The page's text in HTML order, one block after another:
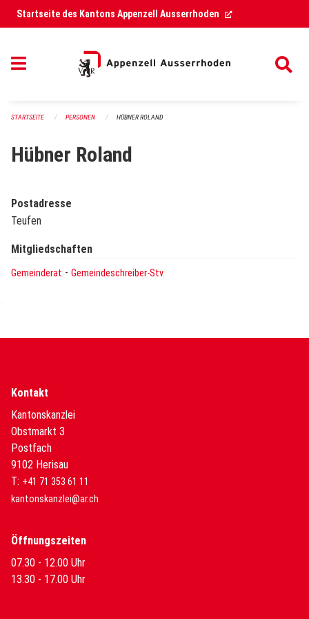
Navigation überspringen
Startseite des Kantons Appenzell Ausserrhoden (External Link)
STARTSEITE PERSONEN HÜBNER ROLAND
Hübner Roland
Postadresse
Teufen
Mitgliedschaften
Gemeinderat - Gemeindeschreiber-Stv.
Kontakt
Kantonskanzlei
Obstmarkt 3
Postfach
9102 Herisau
T: +41 71 353 61 11
kantonskanzlei@ar.ch
Öffnungszeiten
07.30 - 12.00 Uhr
13.30 - 17.00 Uhr